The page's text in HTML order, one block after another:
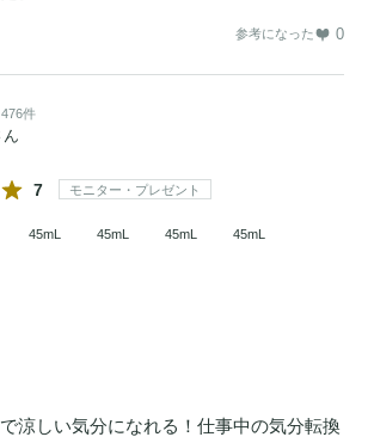
参考になった 0
476件
ん
7 モニター・プレゼント
45mL 45mL 45mL 45mL
涼しい気分になれる！仕事中の気分転換